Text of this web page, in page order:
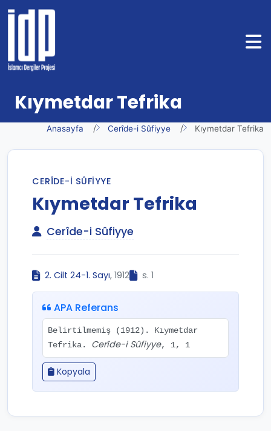
Kıymetdar Tefrika
Anasayfa Cerîde-i Sûfiyye Kıymetdar Tefrika
CERÎDE-I SÛFIYYE
Kıymetdar Tefrika
Cerîde-i Sûfiyye
2. Cilt 24-1. Sayı, 1912 s. 1
APA Referans
Belirtilmemiş (1912). Kıymetdar
Tefrika. Cerîde-i Sûfiyye, 1, 1
Kopyala